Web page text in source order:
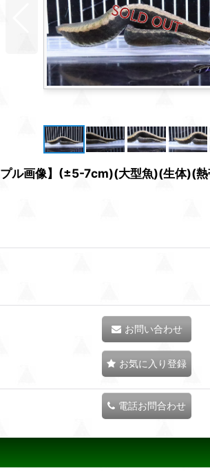
プル画像】(±5-7cm)(大型魚)(生体)(
お問い合わせ
お気に入り登録
電話お問合わせ